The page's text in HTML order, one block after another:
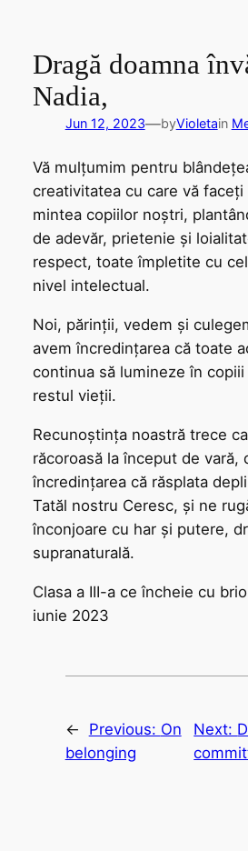
Dragă doamna
Nadia,
Jun 12, 2023—byVioletain
Vă mulțumim pentru
creativitatea cu care vă faceți
mintea copiilor noștri,
de adevăr, prietenie și
respect, toate împletite cu
nivel intelectual.
Noi, părinții, vedem și
avem încredințarea că toate
continua să lumineze în
restul vieții.
Recunoștința noastră trece
răcoroasă la început de vară,
încredințarea că răsplata
Tatăl nostru Ceresc, și ne
înconjoare cu har și putere,
supranaturală.
Clasa a III-a ce încheie cu
iunie 2023
← Previous: On
belonging
Next: